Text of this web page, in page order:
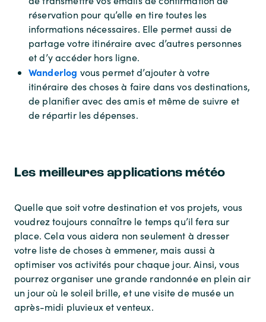
réservation pour qu’elle en tire toutes les
informations nécessaires. Elle permet aussi de
partage votre itinéraire avec d’autres personnes
et d’y accéder hors ligne.
Wanderlog vous permet d’ajouter à votre
itinéraire des choses à faire dans vos destinations,
de planifier avec des amis et même de suivre et
de répartir les dépenses.
Les meilleures applications météo
Quelle que soit votre destination et vos projets, vous
voudrez toujours connaître le temps qu’il fera sur
place. Cela vous aidera non seulement à dresser
votre liste de choses à emmener, mais aussi à
optimiser vos activités pour chaque jour. Ainsi, vous
pourrez organiser une grande randonnée en plein air
un jour où le soleil brille, et une visite de musée un
après-midi pluvieux et venteux.